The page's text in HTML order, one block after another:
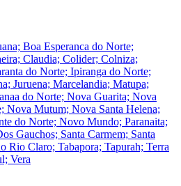
Boa Esperanca do Norte;
Claudia; Colider; Colniza;
do Norte; Ipiranga do Norte;
Juruena; Marcelandia; Matupa;
do Norte; Nova Guarita; Nova
Nova Mutum; Nova Santa Helena;
do Norte; Novo Mundo; Paranaita;
Gauchos; Santa Carmem; Santa
Rio Claro; Tabapora; Tapurah; Terra
Vera